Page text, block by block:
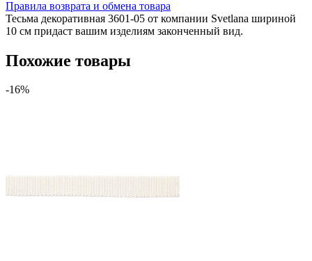
Правила возврата и обмена товара
Тесьма декоративная 3601-05 от компании Svetlana шириной
10 см придаст вашим изделиям законченный вид.
Похожие товары
-16%